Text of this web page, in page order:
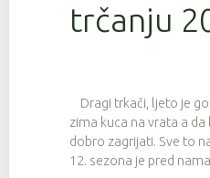
trčanju
Dragi trkači, ljeto je
zima kuca na vrata a
dobro zagrijati. Sve to
12. sezona je pred